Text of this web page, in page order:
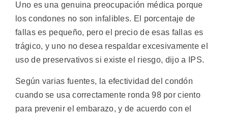
Uno es una genuina preocupación médica porque
los condones no son infalibles. El porcentaje de
fallas es pequeño, pero el precio de esas fallas es
trágico, y uno no desea respaldar excesivamente el
uso de preservativos si existe el riesgo, dijo a IPS.
Según varias fuentes, la efectividad del condón
cuando se usa correctamente ronda 98 por ciento
para prevenir el embarazo, y de acuerdo con el